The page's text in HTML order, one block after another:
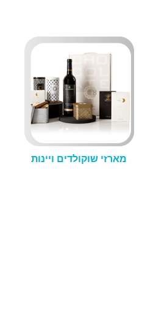
מארזי שוקולדים ויינות